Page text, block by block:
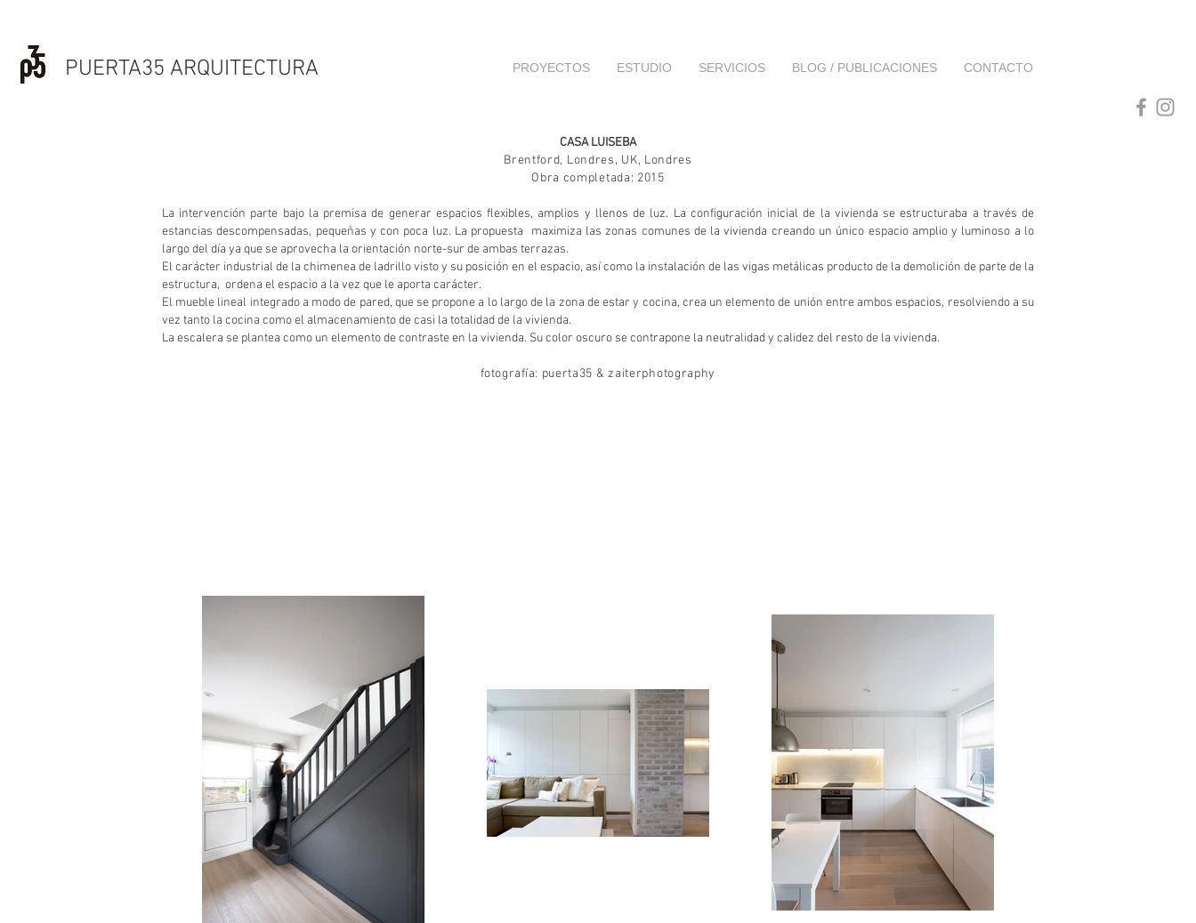
PUERTA35 ARQUITECTURA PROYECTOS ESTUDIO SERVICIOS BLOG / PUBLICACIONES CONTACTO
CASA LUISEBA
Brentford, Londres, UK, Londres
Obra completada: 2015
La intervención parte bajo la premisa de generar espacios flexibles, amplios y llenos de luz. La configuración inicial de la vivienda se estructuraba a través de
estancias descompensadas, pequeñas y con poca luz. La propuesta maximiza las zonas comunes de la vivienda creando un único espacio amplio y luminoso a lo
largo del día ya que se aprovecha la orientación norte-sur de ambas terrazas.
El carácter industrial de la chimenea de ladrillo visto y su posición en el espacio, así como la instalación de las vigas metálicas producto de la demolición de parte de la
estructura, ordena el espacio a la vez que le aporta carácter.
El mueble lineal integrado a modo de pared, que se propone a lo largo de la zona de estar y cocina, crea un elemento de unión entre ambos espacios, resolviendo a su
vez tanto la cocina como el almacenamiento de casi la totalidad de la vivienda.
La escalera se plantea como un elemento de contraste en la vivienda. Su color oscuro se contrapone la neutralidad y calidez del resto de la vivienda.
fotografía: puerta35 & zaiterphotography